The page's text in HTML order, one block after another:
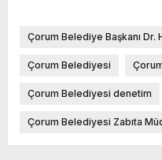
Çorum Belediye Başkanı Dr.
Çorum Belediyesi
Çorum Belediyesi denetim
Çorum Belediyesi Zabıta